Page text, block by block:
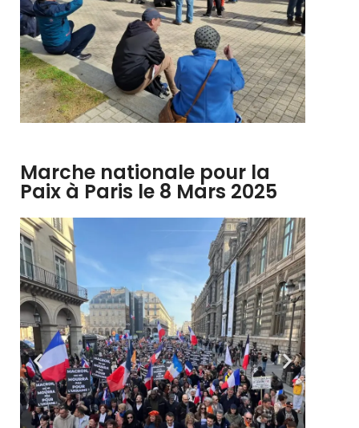
Marche nationale pour la
Paix à Paris le 8 Mars 2025